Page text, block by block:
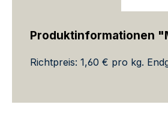
Produktinformationen
Richtpreis: 1,60 € pro kg.